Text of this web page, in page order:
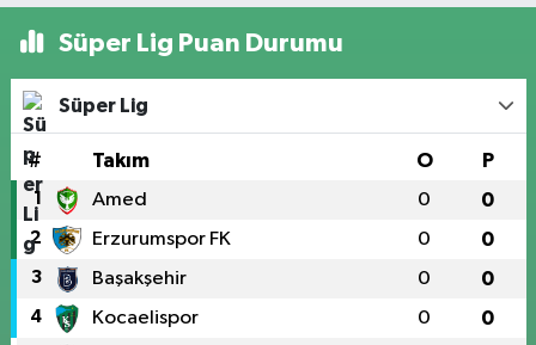
Süper Lig Puan Durumu
Süper Lig
# Takım O P
1 Amed 0 0
2 Erzurumspor FK 0 0
3 Başakşehir 0 0
4 Kocaelispor 0 0